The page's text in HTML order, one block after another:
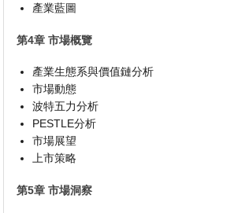
產業藍圖
第4章 市場概覽
產業生態系與價值鏈分析
市場動態
波特五力分析
PESTLE分析
市場展望
上市策略
第5章 市場洞察